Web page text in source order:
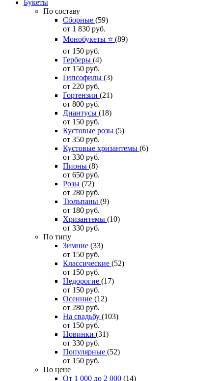
Букеты
По составу
Сборные (59)
от 1 830 руб.
Монобукеты ⭐ (89)
от 150 руб.
Герберы (4)
от 150 руб.
Гипсофилы (3)
от 220 руб.
Гортензии (21)
от 800 руб.
Диантусы (18)
от 150 руб.
Кустовые розы (5)
от 350 руб.
Кустовые хризантемы (6)
от 330 руб.
Пионы (8)
от 650 руб.
Розы (72)
от 280 руб.
Тюльпаны (9)
от 180 руб.
Хризантемы (10)
от 330 руб.
По типу
Зимние (33)
от 150 руб.
Классические (52)
от 150 руб.
Недорогие (17)
от 150 руб.
Осенние (12)
от 280 руб.
На свадьбу (103)
от 150 руб.
Новинки (31)
от 330 руб.
Популярные (52)
от 150 руб.
По цене
От 1 000 до 2 000 (14)